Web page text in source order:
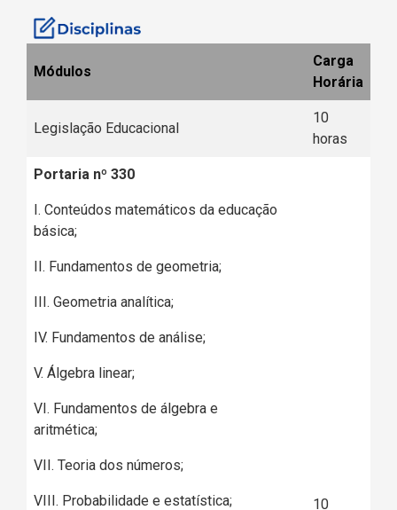
Módulos
Carga
Horária
Legislação Educacional
10
horas
Portaria nº 330
I. Conteúdos matemáticos da educação
básica;
II. Fundamentos de geometria;
III. Geometria analítica;
IV. Fundamentos de análise;
V. Álgebra linear;
VI. Fundamentos de álgebra e
aritmética;
VII. Teoria dos números;
VIII. Probabilidade e estatística; 10